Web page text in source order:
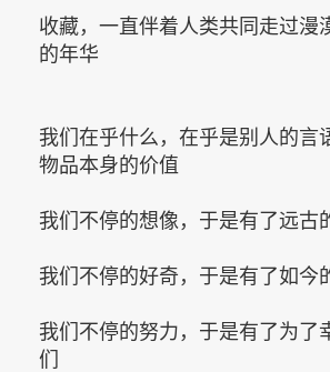
收藏，一直伴着人类共同走过漫
的年华
我们在乎什么，在乎是别人的言
物品本身的价值
我们不停的想像，于是有了远古
我们不停的好奇，于是有了如今
我们不停的努力，于是有了为了
们